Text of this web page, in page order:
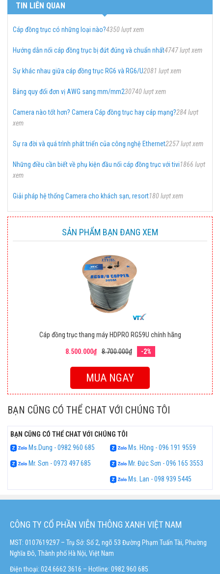
TIN LIÊN QUAN
Cáp đồng trục có những loại nào?4350 lượt xem
Hướng dẫn nối cáp đồng trục bị đứt đúng và chuẩn nhất4747 lượt xem
Sự khác nhau giữa cáp đồng trục RG6 và RG6/U2081 lượt xem
Bảng quy đổi đơn vị AWG sang mm/mm230740 lượt xem
Camera nào tốt hơn? Camera Cáp đồng trục hay cáp mạng?284 lượt
xem
Sự ra đời và quá trình phát triển của công nghệ Ethernet2257 lượt xem
Những điều cần biết về phụ kiện đầu nối cáp đồng trục với tivi1866 lượt
xem
Giải pháp hệ thống Camera cho khách sạn, resort180 lượt xem
SẢN PHẨM BẠN ĐANG XEM
Cáp đồng trục thang máy HDPRO RG59U chính hãng
8.500.000₫ 8.700.000₫ -2%
MUA NGAY
BẠN CŨNG CÓ THỂ CHAT VỚI CHÚNG TÔI
BẠN CŨNG CÓ THỂ CHAT VỚI CHÚNG TÔI
Ms.Dung - 0982 960 685
Ms. Hồng - 096 191 9559
Mr. Sơn - 0973 497 685
Mr. Đức Sơn - 096 165 3553
Ms. Lan - 098 939 5445
CÔNG TY CỔ PHẦN VIỄN THÔNG XANH VIỆT NAM
MST: 0107619297 – Trụ Sở: Số 2, ngõ 53 Đường Phạm Tuấn Tài, Phường
Nghĩa Đô, Thành phố Hà Nội, Việt Nam
Điện thoại: 024.6662 3616 – Hotline: 0982 960 685